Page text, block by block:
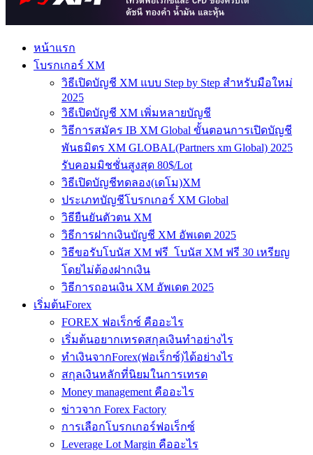
หน้าแรก
โบรกเกอร์ XM
วิธีเปิดบัญชี XM แบบ Step by Step สำหรับมือใหม่
2025
วิธีเปิดบัญชี XM เพิ่มหลายบัญชี
วิธีการสมัคร IB XM Global ขั้นตอนการเปิดบัญชี
พันธมิตร XM GLOBAL(Partners xm Global) 2025
รับคอมมิชชั่นสูงสุด 80$/Lot
วิธีเปิดบัญชีทดลอง(เดโม)XM
ประเภทบัญชีโบรกเกอร์ XM Global
วิธียืนยันตัวตน XM
วิธีการฝากเงินบัญชี XM อัพเดต 2025
วิธีขอรับโบนัส XM ฟรี โบนัส XM ฟรี 30 เหรียญ
โดยไม่ต้องฝากเงิน
วิธีการถอนเงิน XM อัพเดต 2025
เริ่มต้นForex
FOREX ฟอเร็กซ์ คืออะไร
เริ่มต้นอยากเทรดสกุลเงินทำอย่างไร
ทำเงินจากForex(ฟอเร็กซ์)ได้อย่างไร
สกุลเงินหลักที่นิยมในการเทรด
Money management คืออะไร
ข่าวจาก Forex Factory
การเลือกโบรกเกอร์ฟอเร็กซ์
Leverage Lot Margin คืออะไร